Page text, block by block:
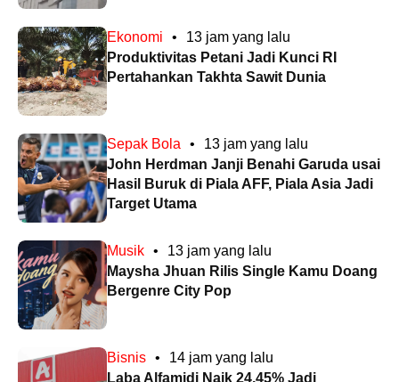
Ekonomi •
13 jam yang lalu
Produktivitas Petani Jadi Kunci RI
Pertahankan Takhta Sawit Dunia
Sepak Bola •
13 jam yang lalu
John Herdman Janji Benahi Garuda usai
Hasil Buruk di Piala AFF, Piala Asia Jadi
Target Utama
Musik •
13 jam yang lalu
Maysha Jhuan Rilis Single Kamu Doang
Bergenre City Pop
Bisnis •
14 jam yang lalu
Laba Alfamidi Naik 24,45% Jadi